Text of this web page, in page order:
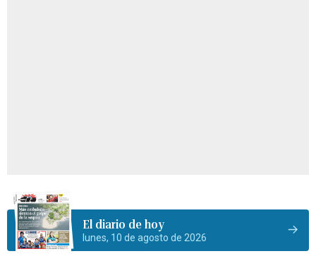
El diario de hoy
lunes, 10 de agosto de 2026